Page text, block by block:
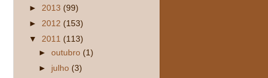
► 2013 (99)
► 2012 (153)
▼ 2011 (113)
►outubro (1)
► julho (3)